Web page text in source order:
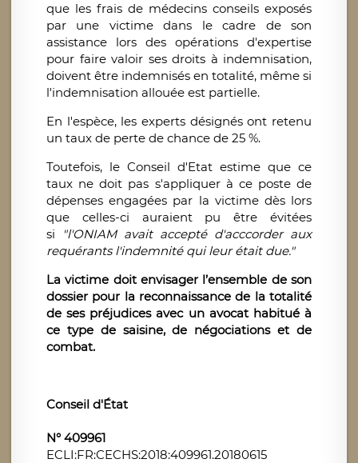
que les frais de médecins conseils exposés
par une victime dans le cadre de son
assistance lors des opérations d'expertise
pour faire valoir ses droits à indemnisation,
doivent être indemnisés en totalité, même si
l'indemnisation allouée est partielle.
En l'espèce, les experts désignés ont retenu
un taux de perte de chance de 25 %.
Toutefois, le Conseil d'Etat estime que ce
taux ne doit pas s'appliquer à ce poste de
dépenses engagées par la victime dès lors
que celles-ci auraient pu être évitées
si
"l'ONIAM avait accepté d'acccorder aux
requérants l'indemnité qui leur était due."
La victime doit envisager l’ensemble de son
dossier pour la reconnaissance de la totalité
de ses préjudices avec un avocat habitué à
ce type de saisine, de négociations et de
combat.
Conseil d'État
N° 409961
ECLI:FR:CECHS:2018:409961.20180615